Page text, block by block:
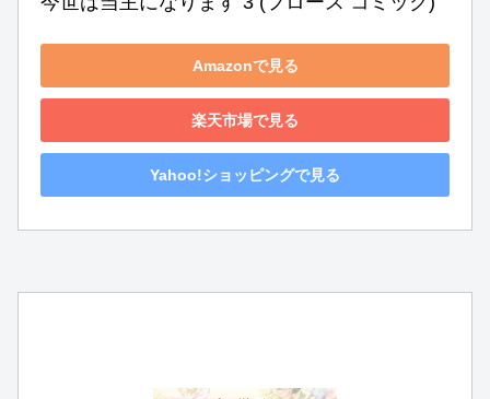
Amazonで見る
楽天市場で見る
Yahoo!ショッピングで見る